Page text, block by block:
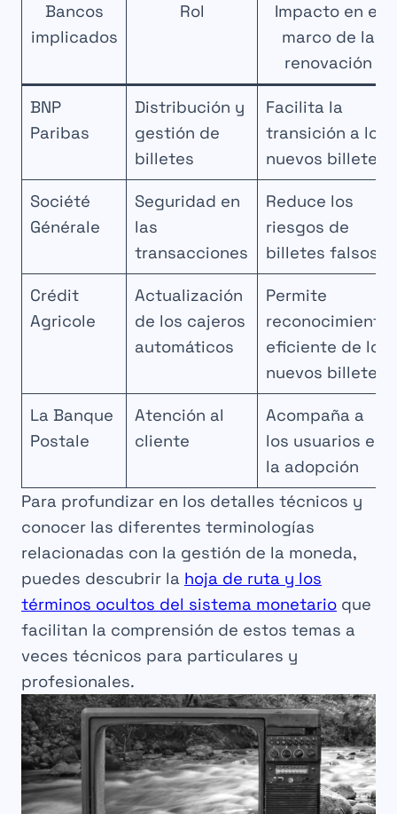
Bancos
implicados
Rol
Impacto en el
marco de la
renovación
BNP
Paribas
Distribución y
gestión de
billetes
Facilita la
transición a los
nuevos billetes
Société
Générale
Seguridad en
las
transacciones
Reduce los
riesgos de
billetes falsos
Crédit
Agricole
Actualización
de los cajeros
automáticos
Permite
reconocimiento
eficiente de los
nuevos billetes
La Banque
Postale
Atención al
cliente
Acompaña a
los usuarios en
la adopción
Para profundizar en los detalles técnicos y
conocer las diferentes terminologías
relacionadas con la gestión de la moneda,
puedes descubrir la hoja de ruta y los
términos ocultos del sistema monetario que
facilitan la comprensión de estos temas a
veces técnicos para particulares y
profesionales.